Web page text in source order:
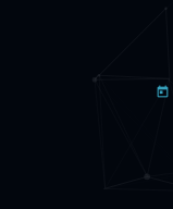
today